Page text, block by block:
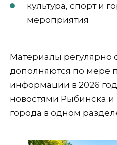
культура, спорт и
мероприятия
Материалы регулярно
дополняются по мере
информации в 2026
новостями Рыбинска
города в одном